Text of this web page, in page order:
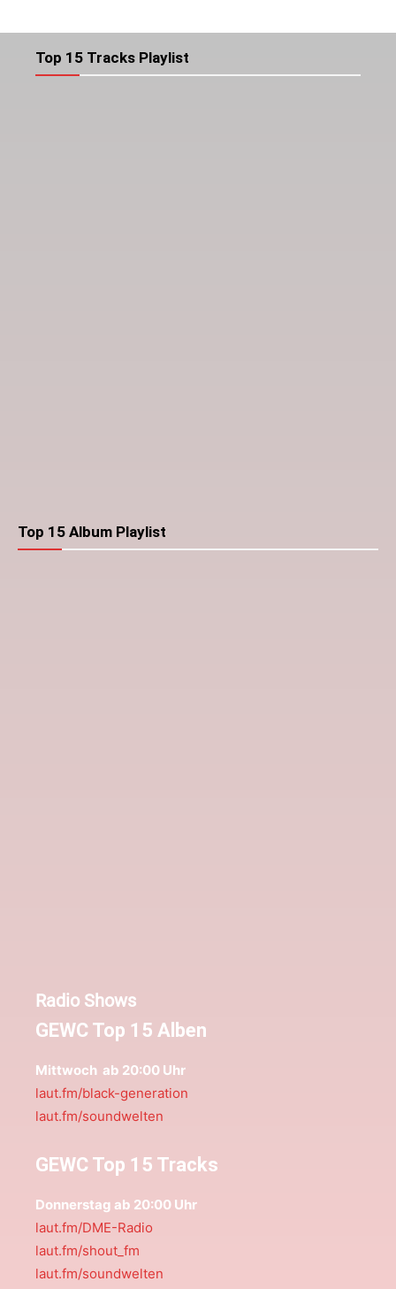
Top 15 Tracks Playlist
Top 15 Album Playlist
Radio Shows
GEWC Top 15 Alben
Mittwoch ab 20:00 Uhr
laut.fm/black-generation
laut.fm/soundwelten
GEWC Top 15 Tracks
Donnerstag ab 20:00 Uhr
laut.fm/DME-Radio
laut.fm/shout_fm
laut.fm/soundwelten